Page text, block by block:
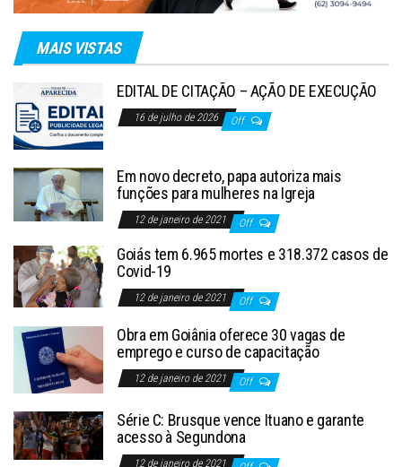
MAIS VISTAS
EDITAL DE CITAÇÃO – AÇÃO DE EXECUÇÃO
16 de julho de 2026 Off
Em novo decreto, papa autoriza mais
funções para mulheres na Igreja
12 de janeiro de 2021 Off
Goiás tem 6.965 mortes e 318.372 casos de
Covid-19
12 de janeiro de 2021 Off
Obra em Goiânia oferece 30 vagas de
emprego e curso de capacitação
12 de janeiro de 2021 Off
Série C: Brusque vence Ituano e garante
acesso à Segundona
12 de janeiro de 2021